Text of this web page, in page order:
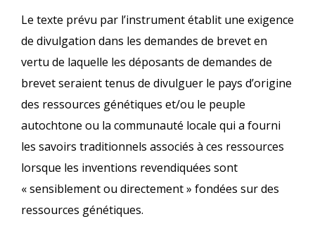
Le texte prévu par l’instrument établit une exigence
de divulgation dans les demandes de brevet en
vertu de laquelle les déposants de demandes de
brevet seraient tenus de divulguer le pays d’origine
des ressources génétiques et/ou le peuple
autochtone ou la communauté locale qui a fourni
les savoirs traditionnels associés à ces ressources
lorsque les inventions revendiquées sont
« sensiblement ou directement » fondées sur des
ressources génétiques.